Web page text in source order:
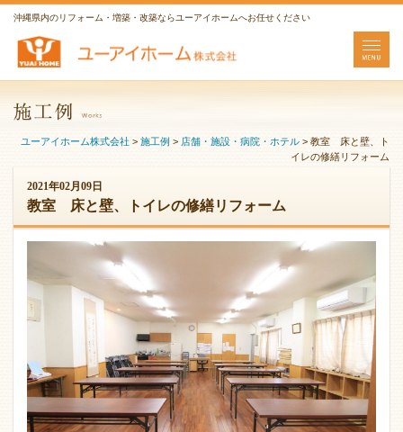
沖縄県内のリフォーム・増築・改築ならユーアイホームへお任せください
ユーアイホーム株式会社 > 施工例 > 店舗・施設・病院・ホテル > 教室 床と壁、ト
イレの修繕リフォーム
2021年02月09日
教室 床と壁、トイレの修繕リフォーム